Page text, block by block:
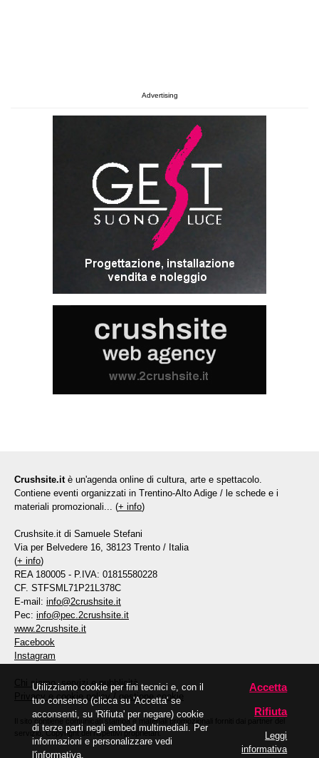
Advertising
Crushsite.it è un'agenda online di cultura, arte e spettacolo.
Contiene eventi organizzati in Trentino-Alto Adige / le schede e i
materiali promozionali... (+ info)
Crushsite.it di Samuele Stefani
Via per Belvedere 16, 38123 Trento / Italia
(+ info)
REA 180005 - P.IVA: 01815580228
CF. STFSML71P21L378C
E-mail: info@2crushsite.it
Pec: info@pec.2crushsite.it
www.2crushsite.it
Facebook
Instagram
Chi siamo, servizi e pubblicità
Privacy e cookie policy/ gestione cookie
Il sito contiene comunicati stampa e materiali promozionali forniti dai partner del
servizio. Copyright dei rispettivi proprietari.
Utilizziamo cookie per fini tecnici e, con il
tuo consenso (clicca su 'Accetta' se
acconsenti, su 'Rifiuta' per negare) cookie
di terze parti negli embed multimediali. Per
informazioni e personalizzare vedi
l'informativa.
Accetta
Rifiuta
Leggi
informativa